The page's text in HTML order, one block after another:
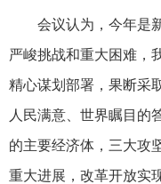
会议认为，今年是
严峻挑战和重大困难，
精心谋划部署，果断采
人民满意、世界瞩目的
的主要经济体，三大攻
重大进展，改革开放实